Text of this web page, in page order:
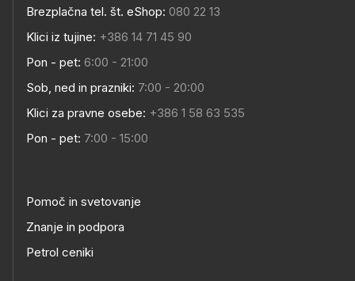
Brezplačna tel. št. eShop: 080 22 13
Klici iz tujine: +386 14 71 45 90
Pon - pet: 6:00 - 21:00
Sob, ned in prazniki: 7:00 - 20:00
Klici za pravne osebe: +386 1 58 63 535
Pon - pet: 7:00 - 15:00
Pomoč in svetovanje
Znanje in podpora
Petrol ceniki